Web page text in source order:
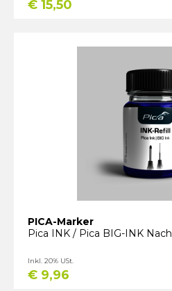
€ 15,50
PICA-Marker
Pica INK / Pica BIG-INK
€ 9,96
Inkl. 20% USt.